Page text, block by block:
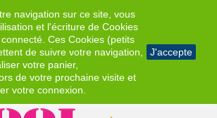
navigation sur ce site, vous
et l'écriture de Cookies
Ces Cookies (petits
de suivre votre navigation,
votre panier,
de votre prochaine visite et
votre connexion.
J'accepte